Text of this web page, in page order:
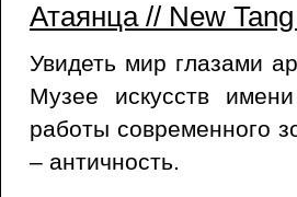
Атаянца // New
Увидеть мир глазами
Музее искусств
работы современного
– античность.